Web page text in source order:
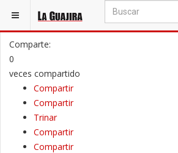
ESTÁ AQUÍ: GENERAL INTERNACIONAL
Comparte:
0
veces compartido
Compartir
Compartir
Trinar
Compartir
Compartir